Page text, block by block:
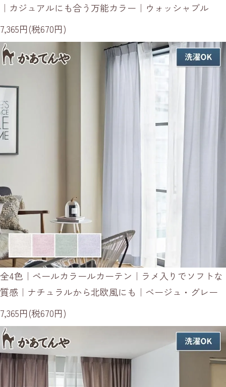
｜カジュアルにも合う万能カラー｜ウォッシャブル
7,365円(税670円)
全4色｜ペールカラールカーテン｜ラメ入りでソフトな
質感｜ナチュラルから北欧風にも｜ベージュ・グレー
7,365円(税670円)